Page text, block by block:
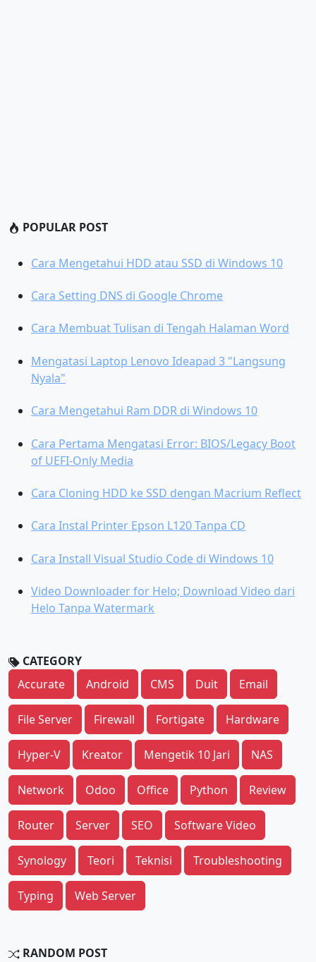
POPULAR POST
Cara Mengetahui HDD atau SSD di Windows 10
Cara Setting DNS di Google Chrome
Cara Membuat Tulisan di Tengah Halaman Word
Mengatasi Laptop Lenovo Ideapad 3 "Langsung
Nyala"
Cara Mengetahui Ram DDR di Windows 10
Cara Pertama Mengatasi Error: BIOS/Legacy Boot
of UEFI-Only Media
Cara Cloning HDD ke SSD dengan Macrium Reflect
Cara Instal Printer Epson L120 Tanpa CD
Cara Install Visual Studio Code di Windows 10
Video Downloader for Helo; Download Video dari
Helo Tanpa Watermark
CATEGORY
Accurate
Android CMS Duit Email
File Server Firewall Fortigate Hardware
Hyper-V Kreator Mengetik 10 Jari NAS
Network Odoo Office Python Review
Router Server SEO Software Video
Synology Teori Teknisi Troubleshooting
Typing Web Server
RANDOM POST